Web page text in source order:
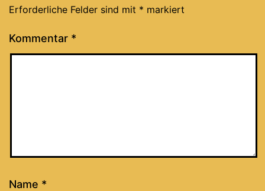
Erforderliche Felder sind mit * markiert
Kommentar *
Name *